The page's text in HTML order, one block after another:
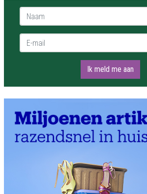
Naam *
E-mail *
Ik meld me aan